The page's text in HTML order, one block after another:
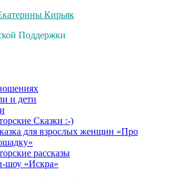
Кирьяк
Поддержки
и дети
Сказки :-)
для взрослых женщин «Про
рассказы
шоу «Искра»